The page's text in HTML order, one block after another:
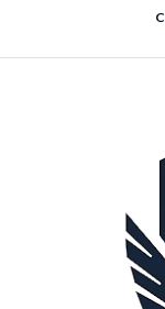
content